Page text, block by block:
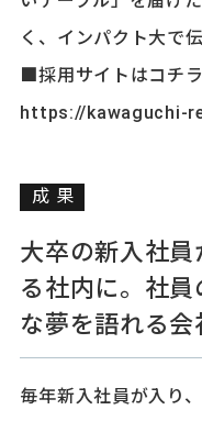
く、インパクト大で
■採用サイトはコチラ
https://kawaguchi-
成果
大卒の新入社
る社内に。社
な夢を語れる会
毎年新入社員が入り